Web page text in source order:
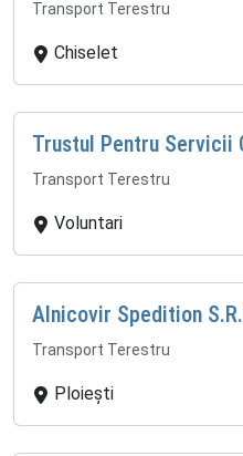
Transport Terestru
Chiselet
Trustul Pentru Servicii
Transport Terestru
Voluntari
Alnicovir Spedition
Transport Terestru
Ploiești